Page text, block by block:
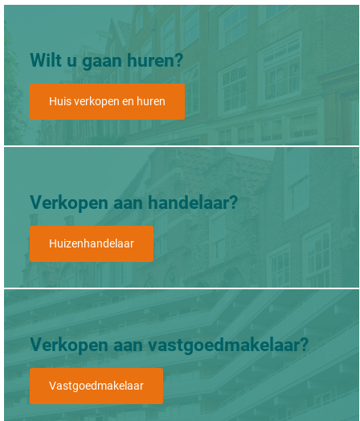
Wilt u gaan huren?
Huis verkopen en huren
Verkopen aan handelaar?
Huizenhandelaar
Verkopen aan vastgoedmakelaar?
Vastgoedmakelaar